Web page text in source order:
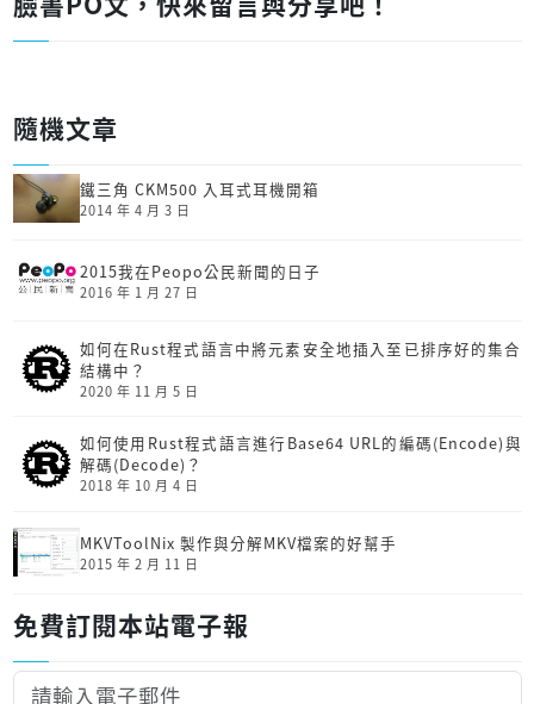
隨機文章
鐵三角 CKM500 入耳式耳機開箱
2014 年 4 月 3 日
2015我在Peopo公民新聞的日子
2016 年 1 月 27 日
如何在Rust程式語言中將元素安全地插入至已排序好的集合
結構中？
2020 年 11 月 5 日
如何使用Rust程式語言進行Base64 URL的編碼(Encode)與
解碼(Decode)？
2018 年 10 月 4 日
MKVToolNix 製作與分解MKV檔案的好幫手
2015 年 2 月 11 日
免費訂閱本站電子報